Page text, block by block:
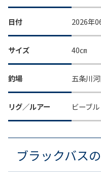
日付 2026年
サイズ 40㎝
釣場 五条川
リグ／ルアー ビーブル
ブラックバス